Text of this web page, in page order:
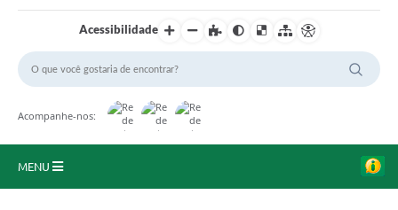
Acessibilidade
Acompanhe-nos:
MENU